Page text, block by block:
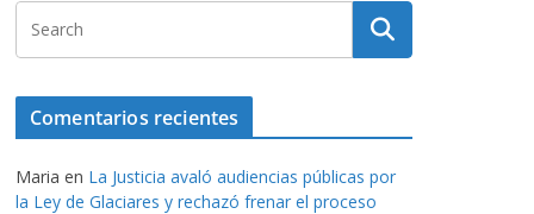
Comentarios recientes
Maria en La Justicia avaló audiencias públicas por
la Ley de Glaciares y rechazó frenar el proceso